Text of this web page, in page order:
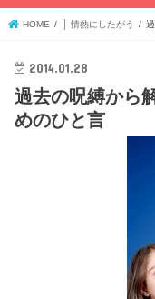
HOME ├ 情熱にしたがう
2014.01.28
過去の呪縛から
めのひと言